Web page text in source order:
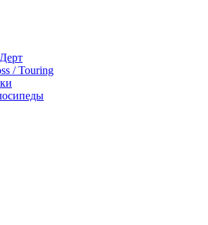
/ Touring